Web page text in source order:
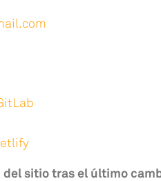
sitio tras el último